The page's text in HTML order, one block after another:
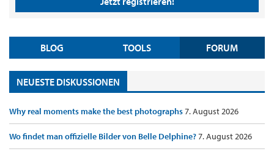
BLOG TOOLS FORUM
NEUESTE DISKUSSIONEN
Why real moments make the best photographs7. August 2026
Wo findet man offizielle Bilder von Belle Delphine?7. August 2026